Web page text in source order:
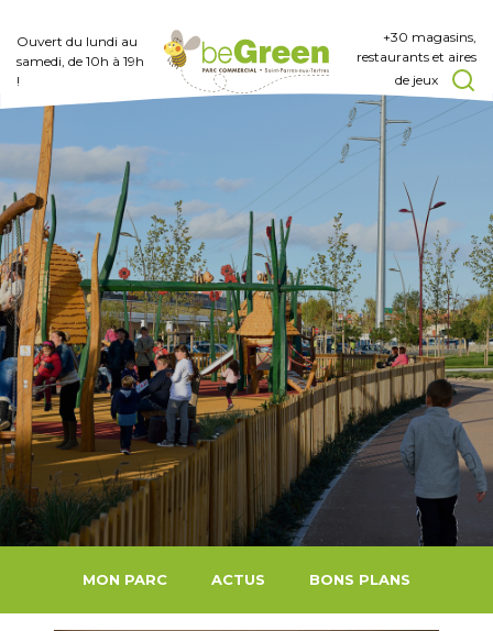
Ouvert du lundi au
samedi, de 10h à 19h
!
+30 magasins,
restaurants et aires
de jeux
MON PARC ACTUS BONS PLANS